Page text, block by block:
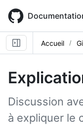
main
content
Accueil
Discussion
à expliquer le